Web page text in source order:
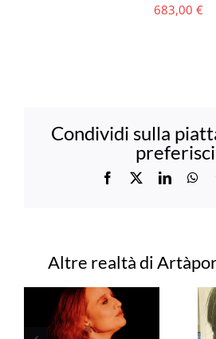
683,00 €
Condividi sulla
Facebook LinkedIn
Progetti correlati